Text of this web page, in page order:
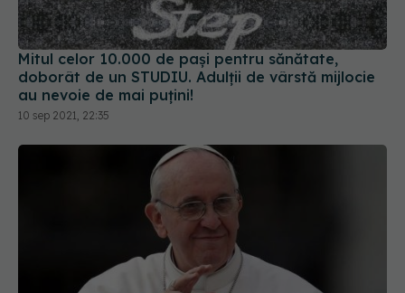
Mitul celor 10.000 de pași pentru sănătate,
doborât de un STUDIU. Adulții de vârstă mijlocie
au nevoie de mai puțini!
10 sep 2021, 22:35